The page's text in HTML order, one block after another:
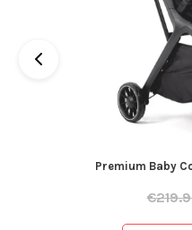
Premium Baby
€